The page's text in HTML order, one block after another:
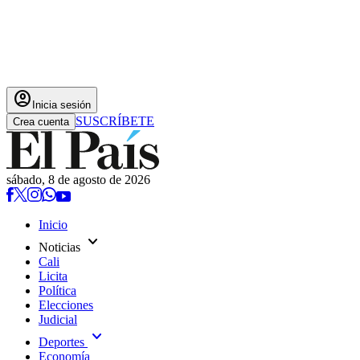
account_circle Inicia sesión
Crea cuenta SUSCRÍBETE
sábado, 8 de agosto de 2026
Inicio
Noticias expand_more
Cali
Licita
Política
Elecciones
Judicial
Deportes expand_more
Economía